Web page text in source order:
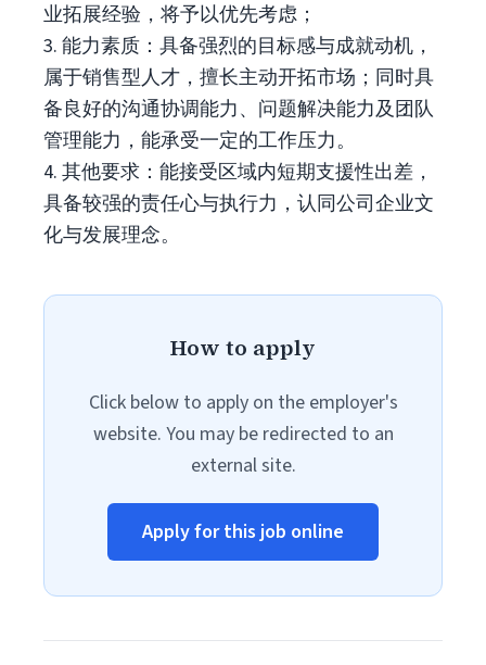
业拓展经验，将予以优先考虑；​
3. 能力素质：具备强烈的目标感与成就动机，
属于销售型人才，擅长主动开拓市场；同时具
备良好的沟通协调能力、问题解决能力及团队
管理能力，能承受一定的工作压力。
4. 其他要求：能接受区域内短期支援性出差，
具备较强的责任心与执行力，认同公司企业文
化与发展理念。
How to apply
Click below to apply on the employer's
website. You may be redirected to an
external site.
Apply for this job online